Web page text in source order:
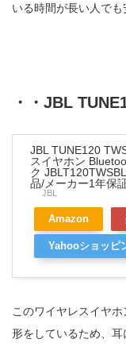
いる時間が長い人でも
・・JBL
JBL TUNE120
スイヤホン
ク
品/メーカー1年保
JBL
Amazon
Yahooショッピ
このワイヤレスイヤ
形をしているため、耳